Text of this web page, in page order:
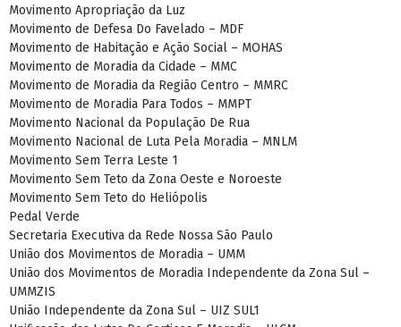
Movimento Apropriação da Luz
Movimento de Defesa Do Favelado – MDF
Movimento de Habitação e Ação Social – MOHAS
Movimento de Moradia da Cidade – MMC
Movimento de Moradia da Região Centro – MMRC
Movimento de Moradia Para Todos – MMPT
Movimento Nacional da População De Rua
Movimento Nacional de Luta Pela Moradia – MNLM
Movimento Sem Terra Leste 1
Movimento Sem Teto da Zona Oeste e Noroeste
Movimento Sem Teto do Heliópolis
Pedal Verde
Secretaria Executiva da Rede Nossa São Paulo
União dos Movimentos de Moradia – UMM
União dos Movimentos de Moradia Independente da Zona Sul –
UMMZIS
União Independente da Zona Sul – UIZ SUL1